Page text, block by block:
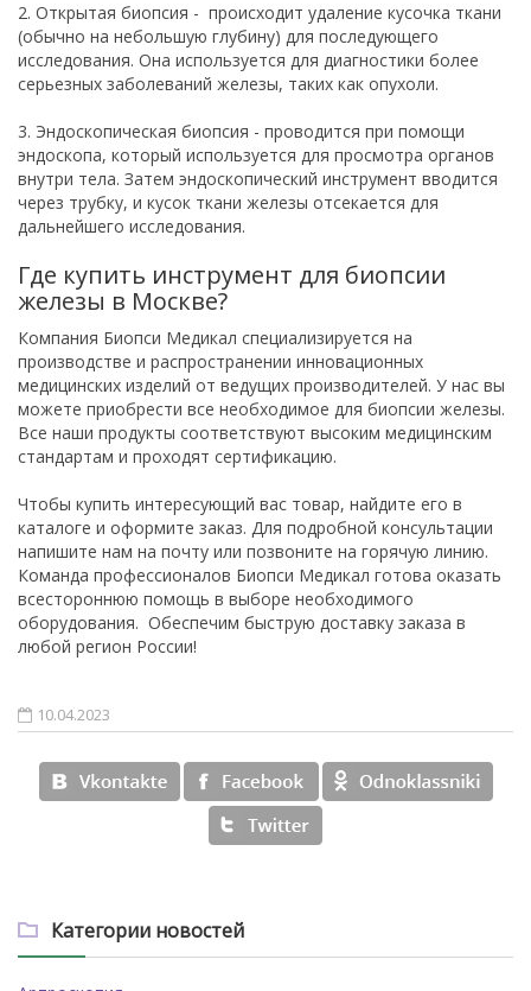
2. Открытая биопсия - происходит удаление кусочка ткани
(обычно на небольшую глубину) для последующего
исследования. Она используется для диагностики более
серьезных заболеваний железы, таких как опухоли.
3. Эндоскопическая биопсия - проводится при помощи
эндоскопа, который используется для просмотра органов
внутри тела. Затем эндоскопический инструмент вводится
через трубку, и кусок ткани железы отсекается для
дальнейшего исследования.
Где купить инструмент для биопсии
железы в Москве?
Компания Биопси Медикал специализируется на
производстве и распространении инновационных
медицинских изделий от ведущих производителей. У нас вы
можете приобрести все необходимое для биопсии железы.
Все наши продукты соответствуют высоким медицинским
стандартам и проходят сертификацию.
Чтобы купить интересующий вас товар, найдите его в
каталоге и оформите заказ. Для подробной консультации
напишите нам на почту или позвоните на горячую линию.
Команда профессионалов Биопси Медикал готова оказать
всестороннюю помощь в выборе необходимого
оборудования. Обеспечим быструю доставку заказа в
любой регион России!
10.04.2023
Категории новостей